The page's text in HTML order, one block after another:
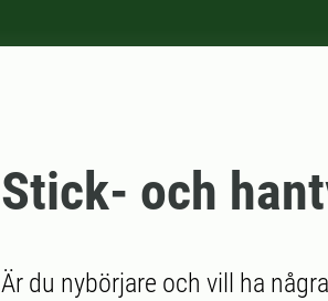
Stick- och
Är du nybörjare och vill ha